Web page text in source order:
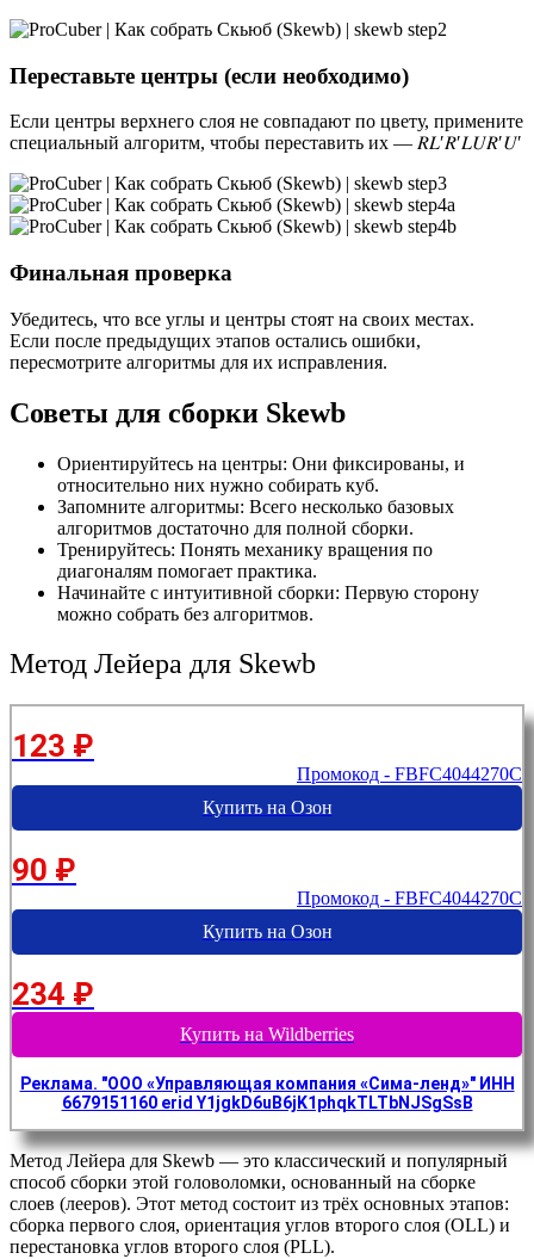
Переставьте центры (если необходимо)
Если центры верхнего слоя не совпадают по цвету, примените
специальный алгоритм, чтобы переставить их — 𝑅𝐿′𝑅′𝐿𝑈𝑅′𝑈′
Финальная проверка
Убедитесь, что все углы и центры стоят на своих местах.
Если после предыдущих этапов остались ошибки,
пересмотрите алгоритмы для их исправления.
Советы для сборки Skewb
Ориентируйтесь на центры: Они фиксированы, и
относительно них нужно собирать куб.
Запомните алгоритмы: Всего несколько базовых
алгоритмов достаточно для полной сборки.
Тренируйтесь: Понять механику вращения по
диагоналям помогает практика.
Начинайте с интуитивной сборки: Первую сторону
можно собрать без алгоритмов.
Метод Лейера для Skewb
123 ₽
Промокод - FBFC4044270C
Купить на Озон
90 ₽
Промокод - FBFC4044270C
Купить на Озон
234 ₽
Купить на Wildberries
Реклама. "ООО «Управляющая компания «Сима-ленд»" ИНН
6679151160 erid Y1jgkD6uB6jK1phqkTLTbNJSgSsB
Метод Лейера для Skewb — это классический и популярный
способ сборки этой головоломки, основанный на сборке
слоев (лееров). Этот метод состоит из трёх основных этапов:
сборка первого слоя, ориентация углов второго слоя (OLL) и
перестановка углов второго слоя (PLL).